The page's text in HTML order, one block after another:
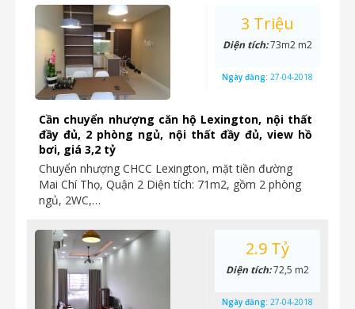
Cần chuyển nhượng căn hộ Lexington, nội thất
đầy đủ, 2 phòng ngủ, nội thất đầy đủ, view hồ
bơi, giá 3,2 tỷ
Chuyển nhượng CHCC Lexington, mặt tiền đường
Mai Chí Thọ, Quận 2 Diện tích: 71m2, gồm 2 phòng
ngủ, 2WC,…
3 Triệu
Diện tích:73m2 m2
Ngày đăng: 27-04-2018
2.9 Tỷ
Diện tích:72,5 m2
Ngày đăng: 27-04-2018